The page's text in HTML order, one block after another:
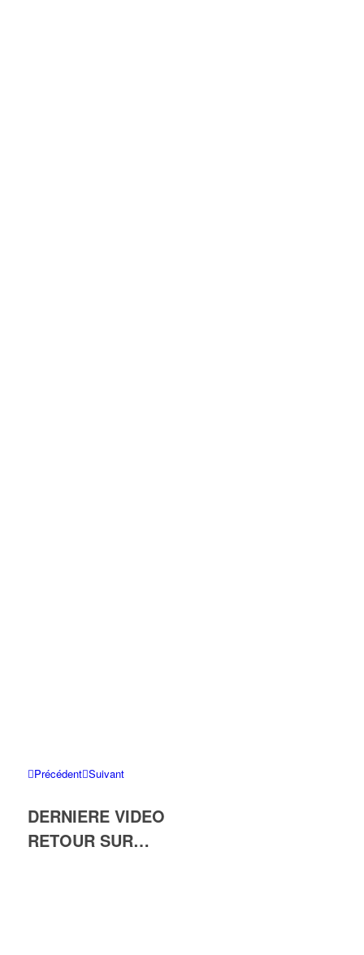
Précédent Suivant
DERNIERE VIDEO
RETOUR SUR…